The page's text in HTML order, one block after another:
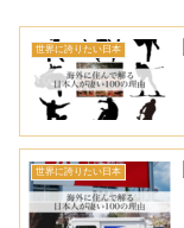
世界に誇りたい日本
世界に誇りたい日本